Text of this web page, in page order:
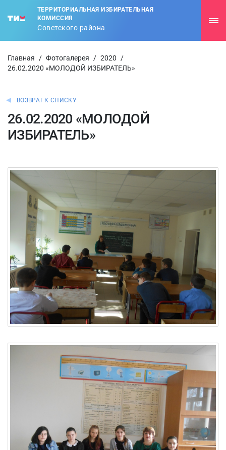
ТЕРРИТОРИАЛЬНАЯ ИЗБИРАТЕЛЬНАЯ
КОМИССИЯ
Советского района
Главная / Фотогалерея / 2020
/
26.02.2020 «МОЛОДОЙ ИЗБИРАТЕЛЬ»
ВОЗВРАТ К СПИСКУ
26.02.2020 «МОЛОДОЙ
ИЗБИРАТЕЛЬ»